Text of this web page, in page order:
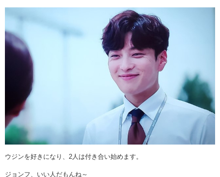
ウジンを好きになり、2人は付き合い始めます。
ジョンフ、いい人だもんね～